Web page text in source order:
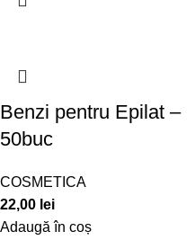
Benzi pentru Epilat –
50buc
COSMETICA
22,00 lei
Adaugă în coș